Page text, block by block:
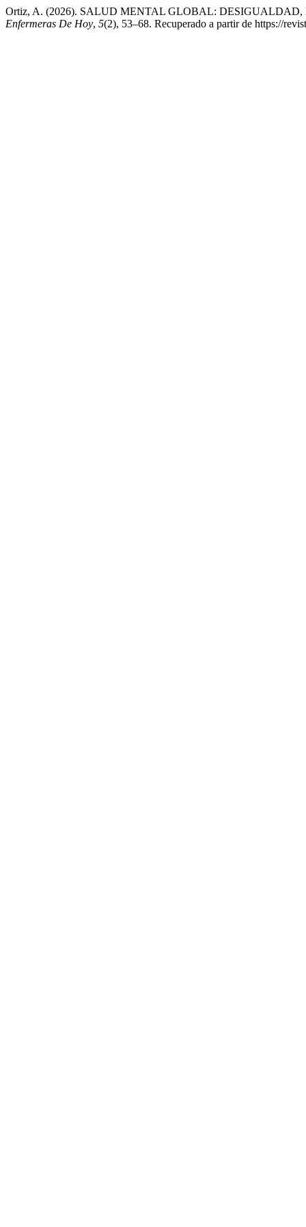
Ortiz, A. (2026). SALUD MENTAL GLOBAL:
Enfermeras De Hoy, 5(2), 53–68. Recuperado a partir de https://